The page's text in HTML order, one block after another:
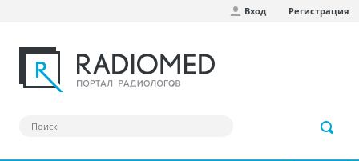
Вход Регистрация